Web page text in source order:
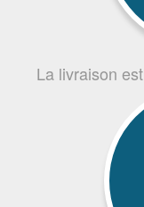
La livraison